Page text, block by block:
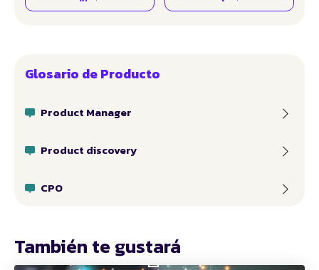
Glosario de Producto
Product Manager
Product discovery
CPO
También te gustará